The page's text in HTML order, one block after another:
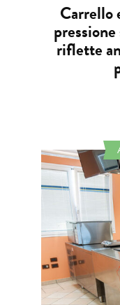
Carrello
riflette